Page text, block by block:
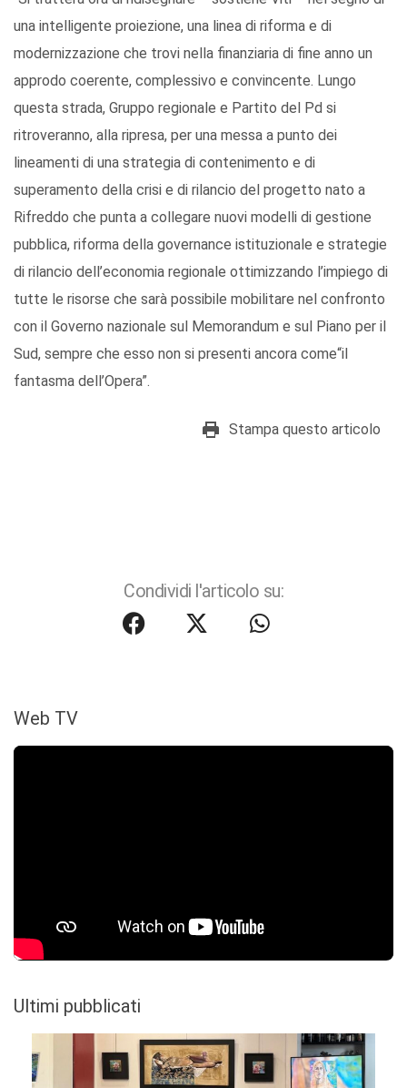
una intelligente proiezione, una linea di riforma e di
modernizzazione che trovi nella finanziaria di fine anno un
approdo coerente, complessivo e convincente. Lungo
questa strada, Gruppo regionale e Partito del Pd si
ritroveranno, alla ripresa, per una messa a punto dei
lineamenti di una strategia di contenimento e di
superamento della crisi e di rilancio del progetto nato a
Rifreddo che punta a collegare nuovi modelli di gestione
pubblica, riforma della governance istituzionale e strategie
di rilancio dell’economia regionale ottimizzando l’impiego di
tutte le risorse che sarà possibile mobilitare nel confronto
con il Governo nazionale sul Memorandum e sul Piano per il
Sud, sempre che esso non si presenti ancora come“il
fantasma dell’Opera”.
Stampa questo articolo
Condividi l'articolo su:
Web TV
Ultimi pubblicati